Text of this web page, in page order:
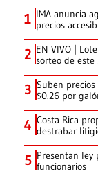
1 IMA anuncia
precios
2 EN VIVO |
sorteo de
3 Suben
$0.26 por
4 Costa Rica
destrabar
5 Presentan ley
funcionarios